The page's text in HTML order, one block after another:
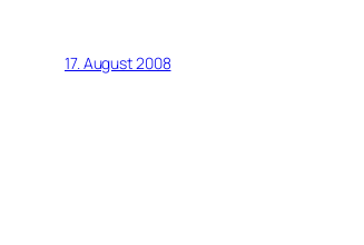
17. August 2008